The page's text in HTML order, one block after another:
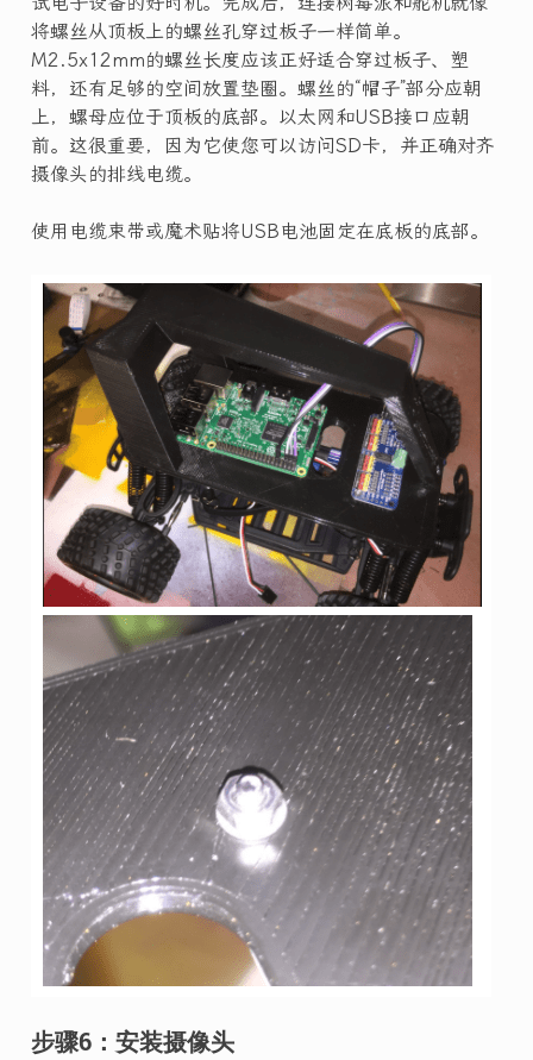
将螺丝从顶板上的螺丝孔穿过板子一样简单。
M2.5x12mm的螺丝长度应该正好适合穿过板子、塑
料，还有足够的空间放置垫圈。螺丝的“帽子”部分应朝
上，螺母应位于顶板的底部。以太网和USB接口应朝
前。这很重要，因为它使您可以访问SD卡，并正确对齐
摄像头的排线电缆。
使用电缆束带或魔术贴将USB电池固定在底板的底部。
步骤6：安装摄像头